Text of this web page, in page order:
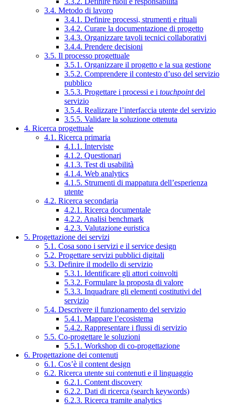
3.4. Metodo di lavoro
3.4.1. Definire processi, strumenti e rituali
3.4.2. Curare la documentazione di progetto
3.4.3. Organizzare tavoli tecnici collaborativi
3.4.4. Prendere decisioni
3.5. Il processo progettuale
3.5.1. Organizzare il progetto e la sua gestione
3.5.2. Comprendere il contesto d’uso del servizio
pubblico
3.5.3. Progettare i processi e i touchpointdel
servizio
3.5.4. Realizzare l’interfaccia utente del servizio
3.5.5. Validare la soluzione ottenuta
4. Ricerca progettuale
4.1. Ricerca primaria
4.1.1. Interviste
4.1.2. Questionari
4.1.3. Test di usabilità
4.1.4. Web analytics
4.1.5. Strumenti di mappatura dell’esperienza
utente
4.2. Ricerca secondaria
4.2.1. Ricerca documentale
4.2.2. Analisi benchmark
4.2.3. Valutazione euristica
5. Progettazione dei servizi
5.1. Cosa sono i servizi e il service design
5.2. Progettare servizi pubblici digitali
5.3. Definire il modello di servizio
5.3.1. Identificare gli attori coinvolti
5.3.2. Formulare la proposta di valore
5.3.3. Inquadrare gli elementi costitutivi del
servizio
5.4. Descrivere il funzionamento del servizio
5.4.1. Mappare l’ecosistema
5.4.2. Rappresentare i flussi di servizio
5.5. Co-progettare le soluzioni
5.5.1. Workshop di co-progettazione
6. Progettazione dei contenuti
6.1. Cos’è il content design
6.2. Ricerca utente sui contenuti e il linguaggio
6.2.1. Content discovery
6.2.2. Dati di ricerca (search keywords)
6.2.3. Ricerca tramite analytics